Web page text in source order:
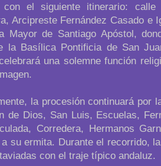
con el siguiente itinerario:
Arcipreste Fernández Casado e
Mayor de Santiago Apóstol,
la Basílica Pontificia de San
una solemne función
la procesión continuará por
de Dios, San Luis, Escuelas,
Corredera, Hermanos
su ermita. Durante el recorrido,
con el traje típico andaluz.